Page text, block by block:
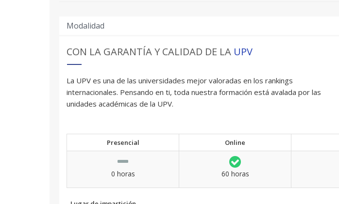
Modalidad
CON LA GARANTÍA Y CALIDAD DE LA UPV
La UPV es una de las universidades mejor valoradas en los rankings
internacionales. Pensando en ti, toda nuestra formación está avalada por las
unidades académicas de la UPV.
Presencial Online
0 horas 60 horas